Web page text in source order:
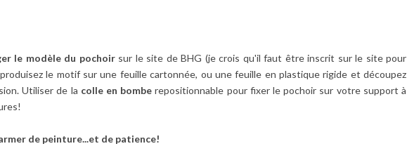
le modèle du pochoirsur le site de BHG (je crois qu'il faut être inscrit sur le site pour
le motif sur une feuille cartonnée, ou une feuille en plastique rigide et découpez
Utiliser de la colle en bombe repositionnable pour fixer le pochoir sur votre support à
de peinture...et de patience!